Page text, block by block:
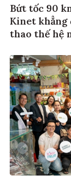
Bứt tốc 90
Kinet khẳng
thao thế hệ